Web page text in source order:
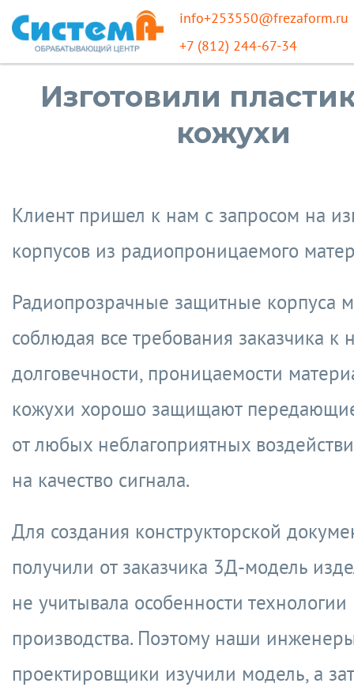
info+253550@frezaform.ru
+7 (812) 244-67-34
Изготовили
кожухи
Клиент пришел к нам с запросом на
корпусов из радиопроницаемого
Радиопрозрачные защитные корпуса
соблюдая все требования заказчика к
долговечности, проницаемости
кожухи хорошо защищают
от любых неблагоприятных
на качество сигнала.
Для создания конструкторской
получили от заказчика 3Д-модель
не учитывала особенности технологии
производства. Поэтому наши
проектировщики изучили модель, а